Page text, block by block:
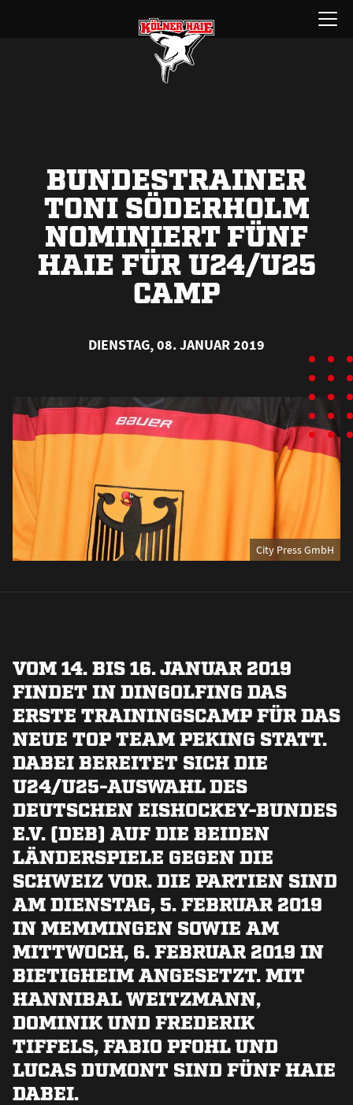
Menü
öffnen
BUNDESTRAINER
TONI SÖDERHOLM
NOMINIERT FÜNF
HAIE FÜR U24/U25
CAMP
DIENSTAG, 08. JANUAR 2019
City Press GmbH
VOM 14. BIS 16. JANUAR 2019
FINDET IN DINGOLFING DAS
ERSTE TRAININGSCAMP FÜR DAS
NEUE TOP TEAM PEKING STATT.
DABEI BEREITET SICH DIE
U24/U25-AUSWAHL DES
DEUTSCHEN EISHOCKEY-BUNDES
E.V. (DEB) AUF DIE BEIDEN
LÄNDERSPIELE GEGEN DIE
SCHWEIZ VOR. DIE PARTIEN SIND
AM DIENSTAG, 5. FEBRUAR 2019
IN MEMMINGEN SOWIE AM
MITTWOCH, 6. FEBRUAR 2019 IN
BIETIGHEIM ANGESETZT. MIT
HANNIBAL WEITZMANN,
DOMINIK UND FREDERIK
TIFFELS, FABIO PFOHL UND
LUCAS DUMONT SIND FÜNF HAIE
DABEI.